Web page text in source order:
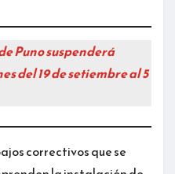
Puno suspenderá
del 19 de setiembre al 5
correctivos que se